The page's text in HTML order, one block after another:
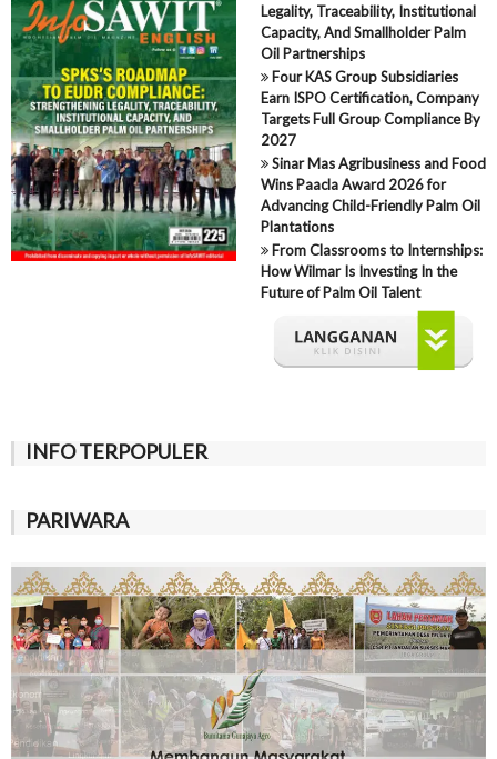
Legality, Traceability, Institutional
Capacity, And Smallholder Palm
Oil Partnerships
Four KAS Group Subsidiaries
Earn ISPO Certification, Company
Targets Full Group Compliance By
2027
Sinar Mas Agribusiness and Food
Wins Paacla Award 2026 for
Advancing Child-Friendly Palm Oil
Plantations
From Classrooms to Internships:
How Wilmar Is Investing In the
Future of Palm Oil Talent
INFO TERPOPULER
PARIWARA